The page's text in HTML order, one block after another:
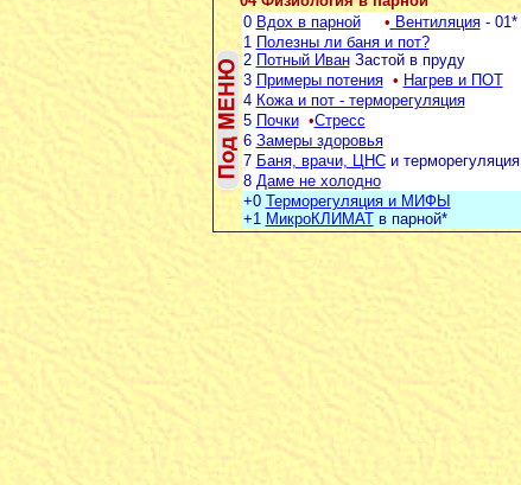
0 Вдох в парной • Вентиляция- 01*
1 Полезны ли баня и пот?
2 Потный ИванЗастой в пруду
3 Примеры потения • Нагрев и ПОТ
4 Кожа и пот - терморегуляция
5 Почки •Стресс
6 Замеры здоровья
7 Баня, врачи, ЦНСи терморегуляция
8 Даме не холодно
+0 Терморегуляция и МИФЫ
+1 МикроКЛИМАТв парной*